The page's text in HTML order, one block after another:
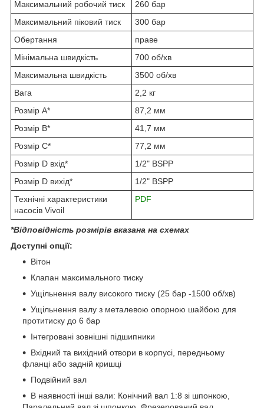
Максимальний робочий тиск
260 бар
Максимальний піковий тиск
300 бар
Обертання
праве
Мінімальна швидкість
700 об/хв
Максимальна швидкість
3500 об/хв
Вага
2,2 кг
Розмір A*
87,2 мм
Розмір B*
41,7 мм
Розмір C*
77,2 мм
Розмір D вхід*
1/2" BSPP
Розмір D вихід*
1/2" BSPP
Технічні характеристики
насосів Vivoil
PDF
*Відповідність розмірів вказана на схемах
Доступні опції:
Вітон
Клапан максимального тиску
Ущільнення валу високого тиску (25 бар -1500 об/хв)
Ущільнення валу з металевою опорною шайбою для
протитиску до 6 бар
Інтегровані зовнішні підшипники
Вхідний та вихідний отвори в корпусі, передньому
фланці або задній кришці
Подвійний вал
В наявності інші вали: Конічний вал 1:8 зі шпонкою,